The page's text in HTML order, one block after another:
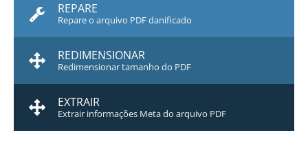
REPARE
Repare o arquivo PDF danificado
REDIMENSIONAR
Redimensionar tamanho do PDF
EXTRAIR
Extrair informações Meta do arquivo PDF